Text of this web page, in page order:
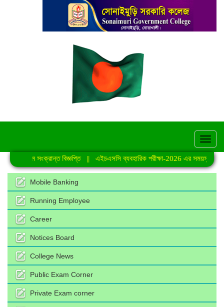
কার্যক্রমে সংক্রান্ত বিজ্ঞপ্তি|| এইচএসসি ব্যবহারিক পরীক্ষা-2026 এর সময়সূচি||
Mobile Banking
Running Employee
Career
Notices Board
College News
Public Exam Corner
Private Exam corner